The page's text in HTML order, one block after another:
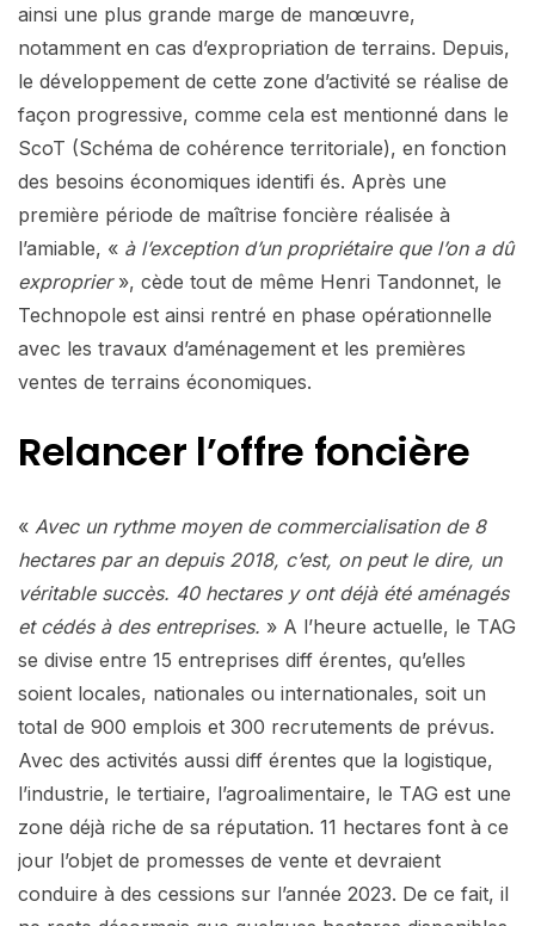
ainsi une plus grande marge de manœuvre,
notamment en cas d’expropriation de terrains. Depuis,
le développement de cette zone d’activité se réalise de
façon progressive, comme cela est mentionné dans le
ScoT (Schéma de cohérence territoriale), en fonction
des besoins économiques identifi és. Après une
première période de maîtrise foncière réalisée à
l’amiable, « à l’exception d’un propriétaire que l’on a dû
exproprier », cède tout de même Henri Tandonnet, le
Technopole est ainsi rentré en phase opérationnelle
avec les travaux d’aménagement et les premières
ventes de terrains économiques.
Relancer l’offre foncière
« Avec un rythme moyen de commercialisation de 8
hectares par an depuis 2018, c’est, on peut le dire, un
véritable succès. 40 hectares y ont déjà été aménagés
et cédés à des entreprises. » A l’heure actuelle, le TAG
se divise entre 15 entreprises diff érentes, qu’elles
soient locales, nationales ou internationales, soit un
total de 900 emplois et 300 recrutements de prévus.
Avec des activités aussi diff érentes que la logistique,
l’industrie, le tertiaire, l’agroalimentaire, le TAG est une
zone déjà riche de sa réputation. 11 hectares font à ce
jour l’objet de promesses de vente et devraient
conduire à des cessions sur l’année 2023. De ce fait, il